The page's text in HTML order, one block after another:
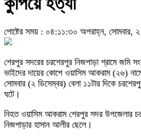
পোষ্টের সময় : ০৪:১১:৩০ অপরাহ্ন, সোমবার,
শেরপুর সদরের চরশেরপুর নিজপাড়া গ্রামে জমি
ভাইদের দায়ের কোপে ওয়াসিম আকরাম (২৬)
সোমবার (২ ডিসেম্বর) বেলা ১১টার দিকে
ঘটে।
নিহত ওয়াসিম আকরাম শেরপুর সদর উপজেলার
নিজপাড়ার হাসান আলীর ছেলে।